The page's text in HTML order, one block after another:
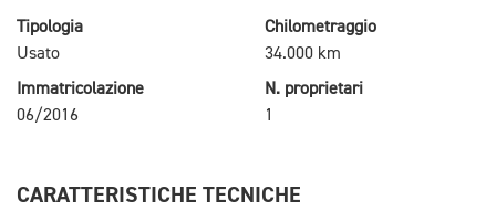
Tipologia
Usato
Chilometraggio
34.000 km
Immatricolazione
06/2016
N. proprietari
1
CARATTERISTICHE TECNICHE